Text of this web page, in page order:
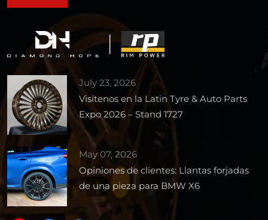
July 23, 2026
Visítenos en la Latin Tyre & Auto Parts
Expo 2026 – Stand 1727
May 07, 2026
Opiniones de clientes: Llantas forjadas
de una pieza para BMW X6